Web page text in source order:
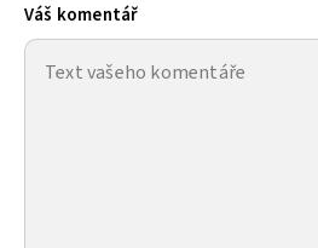
Váš komentář